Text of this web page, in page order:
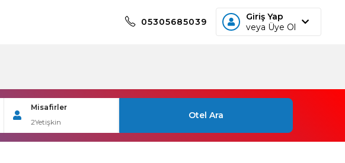
05305685039
Giriş Yap
veya Üye Ol
Misafirler
2Yetişkin
Otel Ara